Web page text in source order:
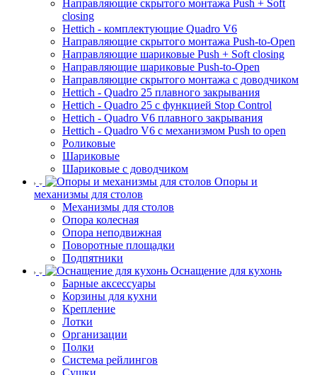
Направляющие скрытого монтажа Push + Soft
closing
Hettich - комплектующие Quadro V6
Направляющие скрытого монтажа Push-to-Open
Направляющие шариковые Push + Soft closing
Направляющие шариковые Push-to-Open
Направляющие скрытого монтажа с доводчиком
Hettich - Quadro 25 плавного закрывания
Hettich - Quadro 25 с функцией Stop Control
Hettich - Quadro V6 плавного закрывания
Hettich - Quadro V6 с механизмом Push to open
Роликовые
Шариковые
Шариковые с доводчиком
Опоры и
механизмы для столов
Механизмы для столов
Опора колесная
Опора неподвижная
Поворотные площадки
Подпятники
Оснащение для кухонь
Барные аксессуары
Корзины для кухни
Крепление
Лотки
Организации
Полки
Система рейлингов
Сушки